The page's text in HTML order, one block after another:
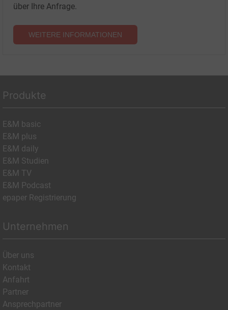
über Ihre Anfrage.
WEITERE INFORMATIONEN
Produkte
E&M basic
E&M plus
E&M daily
E&M Studien
E&M TV
E&M Podcast
epaper Registrierung
Unternehmen
Über uns
Kontakt
Anfahrt
Partner
Ansprechpartner